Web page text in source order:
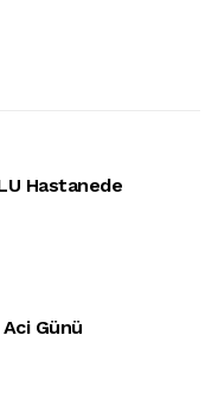
Hastanede
Günü